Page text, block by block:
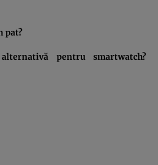
pat?
pentru smartwatch?